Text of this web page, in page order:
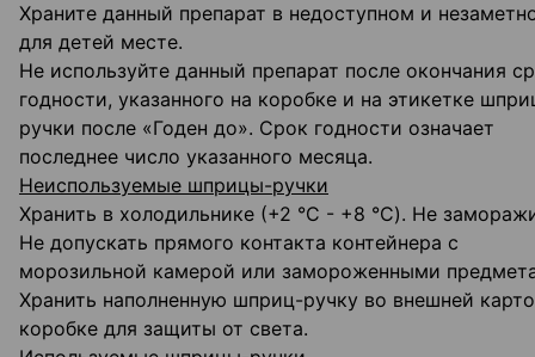
Храните данный препарат в недоступном и
для детей месте.
Не используйте данный препарат после окончания
годности, указанного на коробке и на этикетке
ручки после «Годен до». Срок годности означает
последнее число указанного месяца.
Неиспользуемые шприцы-ручки
Хранить в холодильнике (+2 °C - +8 °C). Не
Не допускать прямого контакта контейнера с
морозильной камерой или замороженными
Хранить наполненную шприц-ручку во внешней
коробке для защиты от света.